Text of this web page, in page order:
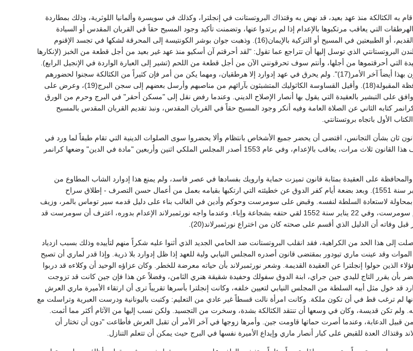
به الكثالكة منذ عهد بعيد، قد نهض به وقتذاك البروتستانت في إنجلترا، وكذلك في سويسرة وألمانيا اللوثرية، وذلك بمطاردة
بالهرطقات التي يعاقب مرتكبوها بالإعدام إذا لم يرتدوا عنها، وتضمنت تأكيد وجود المسيح حقاً في القربان المقدس أو السيادة
الكنسية للبابا، وإنكار الوحي في العهد القديم، أو الطبيعتين في المسيح أو التزكية بالإيمان(16). وذهبت جوان بوشر الكونتيسة إلى المحرقة لشكها في تجسد الإقنوم
أسقف لندن البروتستانتي الذي توسل إليها أن تتراجع عما تقول: "لقد أحرقتم آن أسكيو منذ عهد غير بعيد من أجل قطعة من الخبز (لإنكارها
التي أحرقتموها من أجلها، وأنتم سوف تحرقونني الآن من أجل قطعة من اللحم (تشير إلى العبارة الواردة في الإنجيل الرابع).
"لقد صنعت الكلمة لحماً، وسوف تؤمنون بهذا أيضاً آخر الأمر(17)". ولم يحرق في عهد إدوارد إلا هرطقيان، ومهما يكن من أمر فإن كثيراً من الكثالكة سجنوا لحضورهم
القداس أو لانتقادهم علناً العقيدة المحافظة المقبولة(18). وأقيل القساوسة الكاثوليك المتشبثون بآرائهم من مناصبهم وأرسل بعضهم إلى سجن البرج(19)، وعرض على
وافق على التبشير بالعقيدة التي يقول بها أنصار الإصلاح الديني. وعندما رفض نقل إلى "مسكن أحقر" في البرج وحرم من الورق
وفي عام 1552 أصدر كرانمر كتابه الثاني عن الصلاة العامة وفيه أنكر وجود المسيح حقاً في القربان المقدس، ونبذ تقديم القربان المقدس بالمسيح
الأول باتجاه بروتستانتي.
ثان بشأن التجانس، اقتضى أن يحضر جميع الأشخاص بانتظام وألا يحضروا سوى الصلوات الدينية التي تقام طبقاً لما ورد في
كتاب الصلاة العامة هذا، وكل مَن يخالف هذا القانون ثلاث مرات، يعاقب بالإعدام، وفي عام 1553 أصدر المجلس الملكي اثنين وأربعين "مادة في الدين" وضعها كرانمر
على العقيدة بمثابة قانون تميزت حماية وارويك بفسادها في عصر فاسد، ولم يمنع هذا إدوارد الشاب المطاوع من
تعيين وارويك دوقاً لنورثمبرلاند (4 أكتوبر سنة 1551). وبعد بضعة أيام كفر الدوق عن خطيئته التي ارتكبها بقيامه بعمل من أعمال حسن التصرف - إطلاق سراح
لاستعادة السلطة لنفسه. وقبض على سومرست وحوكم وأدين في الغالب بناء على دليل قدمه سير توماس بالمر، وزيف
أمر صادر من الملك بالدعوة إلى إعدام سومرست، وفي 22 يناير سنة 1552 لقي حتفه بشجاعة وإباء. وعندما واجه نورثمبرلاند الإعدام بدوره، اعترف أن سومرست قد
وفاته أن الدليل الذي أقسم على صحته كان من اختراع نورثمبرلاند(20).
إلى هذا الحد من الكراهية، فقد انقلب البروتستانت ضد الحامي الجديد الذي أثنوا عليه شكراً منهم لتأييده وذلك بسبب ازدياد
وقد عينت ماري تيودور بمقتضى قانون أصدره المجلس النيابي ولية للعهد إذا ظل إدوارد بلا ذرية. وإذا قدر لماري أن تصبح
الذين حولوا إنجلترا عن العقيدة القديمة. وشعر نورثمبرلاند بأن حياته معرضة للخطر. وكان عزاؤه الوحيد أن وكلاءه قد دربوا
بأن يقرر التاج لليدي جين جراي، ابنة الدوق سفولك وحفيدة شقيقة هنري الثامن، وفضلاً عن هذا فإن جين كانت قد تزوجت
قد خول مثل أبيه السلطة من المجلس النيابي لتعيين خلفه، وكانت إنجلترا بأسرها تقريباً ترى أن ارتقاء الأميرة ماري العرش
لم ترغب قط في أن تكون ملكة. وكانت امرأة نالت قسطاً غير عادي من التعليم: وكتبت باليونانية ودرست العبرية وتراسلت مع
لغته. ولم تكن قديسة، وكان في وسعها أن تنتقد الكثالكة بشدة، وسخرت من التجسيد. ولكن نسب إليها من الآثام أكثر مما أثمت.
الدعابة، وعندما أصرت حماتها قاومت جين. وأمرها زوجها في آخر الأمر أن تقبل العرش فأطاعت "دون أن تختار أن
وقتذاك العدة للقبض على كبار أنصار ماري وإيداع الأميرة نفسها في البرج حيث يمكن أن تتعلم التنازل.